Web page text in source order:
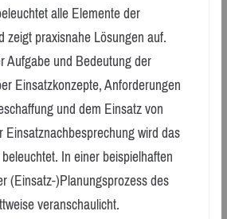
alle Elemente der
zeigt praxisnahe Lösungen auf.
Aufgabe und Bedeutung der
Einsatzkonzepte, Anforderungen
und dem Einsatz von
wird das
In einer beispielhaften
(Einsatz-)Planungsprozess des
veranschaulicht.